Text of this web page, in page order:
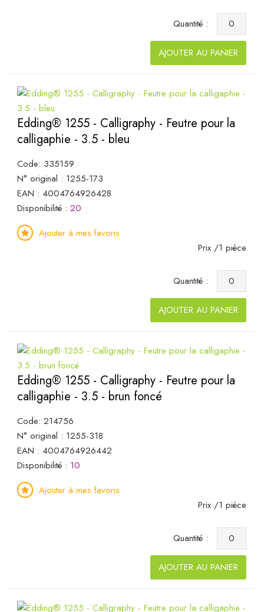
Quantité :
AJOUTER AU PANIER
Edding® 1255 - Calligraphy - Feutre pour la
calligaphie - 3.5 - bleu
Code: 335159
N° original : 1255-173
EAN : 4004764926428
Disponibilité : 20
Ajouter à mes favoris
Prix /1 pièce
Quantité :
AJOUTER AU PANIER
Edding® 1255 - Calligraphy - Feutre pour la
calligaphie - 3.5 - brun foncé
Code: 214756
N° original : 1255-318
EAN : 4004764926442
Disponibilité : 10
Ajouter à mes favoris
Prix /1 pièce
Quantité :
AJOUTER AU PANIER